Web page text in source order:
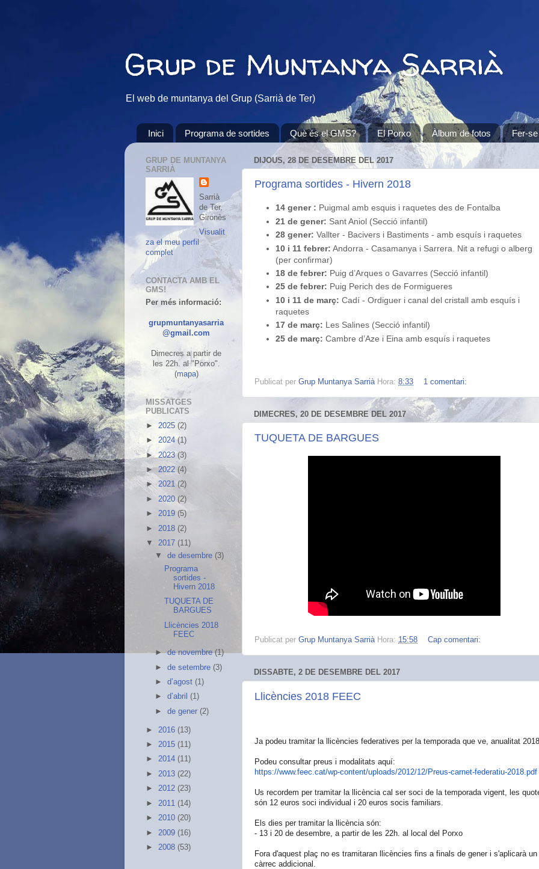
Grup de Muntanya Sarrià
El web de muntanya del Grup (Sarrià de Ter)
Inici Programa de sortides Què és el GMS? El Porxo Àlbum de fotos Fer-
DIJOUS, 28 DE DESEMBRE DEL 2017
Programa sortides - Hivern 2018
14 gener : Puigmal amb esquis i raquetes des de Fontalba
21 de gener: Sant Aniol (Secció infantil)
28 gener: Vallter - Bacivers i Bastiments - amb esquís i raquetes
10 i 11 febrer: Andorra - Casamanya i Sarrera. Nit a refugi o alberg
(per confirmar)
18 de febrer: Puig d’Arques o Gavarres (Secció infantil)
25 de febrer: Puig Perich des de Formigueres
10 i 11 de març: Cadí - Ordiguer i canal del cristall amb esquís i
raquetes
17 de març: Les Salines (Secció infantil)
25 de març: Cambre d’Aze i Eina amb esquís i raquetes
Publicat per Grup Muntanya Sarrià Hora: 8:33 1 comentari:
DIMECRES, 20 DE DESEMBRE DEL 2017
TUQUETA DE BARGUES
Publicat per Grup Muntanya Sarrià Hora: 15:58 Cap comentari:
DISSABTE, 2 DE DESEMBRE DEL 2017
Llicències 2018 FEEC
Ja podeu tramitar la llicències federatives per la temporada que ve, anualitat
Podeu consultar preus i modalitats aquí:
https://www.feec.cat/wp-content/uploads/2012/12/Preus-carnet-federatiu-2018.pdf
Us recordem per tramitar la llicència cal ser soci de la temporada vigent, les
són 12 euros soci individual i 20 euros socis familiars.
Els dies per tramitar la llicència són:
- 13 i 20 de desembre, a partir de les 22h. al local del Porxo
Fora d'aquest plaç no es tramitaran llicències fins a finals de gener i s'aplicarà un
càrrec addicional.
GRUP DE MUNTANYA
SARRIÀ
Sarrià
de Ter,
Gironès
Visualit
za el meu perfil
complet
CONTACTA AMB EL
GMS!
Per més informació:
grupmuntanyasarria
@gmail.com
Dimecres a partir de
les 22h. al "Porxo".
(mapa)
MISSATGES
PUBLICATS
► 2025 (2)
► 2024(1)
► 2023(3)
►2022 (4)
► 2021(2)
► 2020 (2)
► 2019 (5)
► 2018 (2)
▼ 2017 (11)
▼de desembre (3)
Programa
sortides -
Hivern 2018
TUQUETA DE
BARGUES
Llicències 2018
FEEC
►de novembre(1)
►de setembre (3)
►d’agost (1)
►d’abril (1)
►de gener (2)
► 2016 (13)
► 2015 (11)
► 2014 (11)
► 2013 (22)
► 2012 (23)
► 2011 (14)
► 2010 (20)
► 2009 (16)
► 2008 (53)